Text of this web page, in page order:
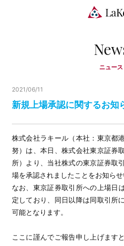
ニュース
新規上場承認に関するお知
2021/06/11
株式会社ラキール（本社：東京都
努）は、本日、株式会社東京証券
所）より、当社株式の東京証券取
場を承認されましたことをお知らせ
なお、東京証券取引所への上場日
定しており、同日以降は同取引所
可能となります。
ここに謹んでご報告申し上げます